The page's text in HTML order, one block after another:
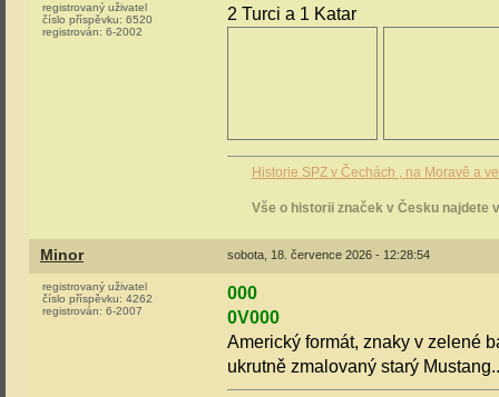
registrovaný uživatel
číslo příspěvku: 6520
registrován: 6-2002
2 Turci a 1 Katar
Historie SPZ v Čechách , na Moravě a
Vše o historii značek v Česku najdete
Minor sobota, 18. července 2026 - 12:28:54
registrovaný uživatel
číslo příspěvku: 4262
registrován: 6-2007
000
0V000
Americký formát, znaky v zelené
ukrutně zmalovaný starý